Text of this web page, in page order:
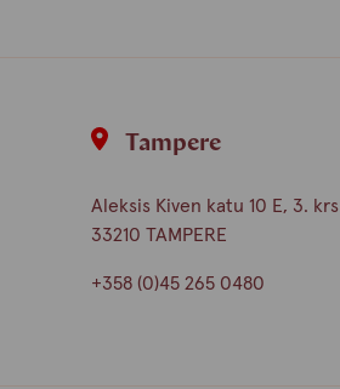
Tampere
Aleksis Kiven katu 10 E, 3. krs
33210 TAMPERE
+358 (0)45 265 0480